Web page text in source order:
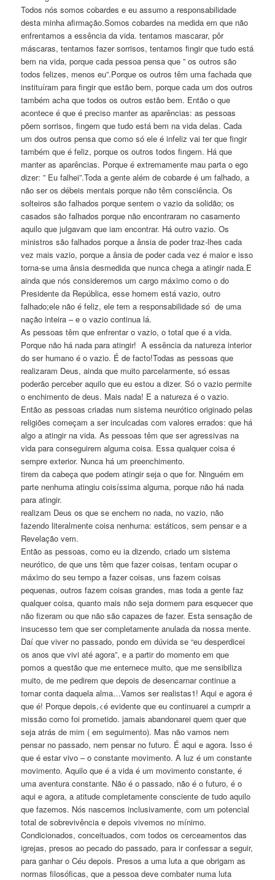
Todos nós somos cobardes e eu assumo a responsabilidade
desta minha afirmação.Somos cobardes na medida em que não
enfrentamos a essência da vida. tentamos mascarar, pôr
máscaras, tentamos fazer sorrisos, tentamos fingir que tudo está
bem na vida, porque cada pessoa pensa que ” os outros são
todos felizes, menos eu”.Porque os outros têm uma fachada que
instituíram para fingir que estão bem, porque cada um dos outros
também acha que todos os outros estão bem. Então o que
acontece é que é preciso manter as aparências: as pessoas
põem sorrisos, fingem que tudo está bem na vida delas. Cada
um dos outros pensa que como só ele é infeliz vai ter que fingir
também que é feliz, porque os outros todos fingem. Há que
manter as aparências. Porque é extremamente mau parta o ego
dizer: ” Eu falhei”.Toda a gente além de cobarde é um falhado, a
não ser os débeis mentais porque não têm consciência. Os
solteiros são falhados porque sentem o vazio da solidão; os
casados são falhados porque não encontraram no casamento
aquilo que julgavam que iam encontrar. Há outro vazio. Os
ministros são falhados porque a ânsia de poder traz-lhes cada
vez mais vazio, porque a ânsia de poder cada vez é maior e isso
torna-se uma ânsia desmedida que nunca chega a atingir nada.E
ainda que nós consideremos um cargo máximo como o do
Presidente da República, esse homem está vazio, outro
falhado;ele não é feliz, ele tem a responsabilidade só de uma
nação inteira – e o vazio continua lá.
As pessoas têm que enfrentar o vazio, o total que é a vida.
Porque não há nada para atingir! A essência da natureza interior
do ser humano é o vazio. É de facto!Todas as pessoas que
realizaram Deus, ainda que muito parcelarmente, só essas
poderão perceber aquilo que eu estou a dizer. Só o vazio permite
o enchimento de deus. Mais nada! E a natureza é o vazio.
Então as pessoas criadas num sistema neurótico originado pelas
religiões começam a ser inculcadas com valores errados: que há
algo a atingir na vida. As pessoas têm que ser agressivas na
vida para conseguirem alguma coisa. Essa qualquer coisa é
sempre exterior. Nunca há um preenchimento.
tirem da cabeça que podem atingir seja o que for. Ninguém em
parte nenhuma atingiu coisíssima alguma, porque não há nada
para atingir.
realizam Deus os que se enchem no nada, no vazio, não
fazendo literalmente coisa nenhuma: estáticos, sem pensar e a
Revelação vem.
Então as pessoas, como eu ia dizendo, criado um sistema
neurótico, de que uns têm que fazer coisas, tentam ocupar o
máximo do seu tempo a fazer coisas, uns fazem coisas
pequenas, outros fazem coisas grandes, mas toda a gente faz
qualquer coisa, quanto mais não seja dormem para esquecer que
não fizeram ou que não são capazes de fazer. Esta sensação de
insucesso tem que ser completamente anulada da nossa mente.
Daí que viver no passado, pondo em dúvida se “eu desperdicei
os anos que vivi até agora”, e a partir do momento em que
pomos a questão que me enternece muito, que me sensibiliza
muito, de me pedirem que depois de desencarnar continue a
tomar conta daquela alma…Vamos ser realistas1! Aqui e agora é
que é! Porque depois,<é evidente que eu continuarei a cumprir a
missão como foi prometido. jamais abandonarei quem quer que
seja atrás de mim ( em seguimento). Mas não vamos nem
pensar no passado, nem pensar no futuro. É aqui e agora. Isso é
que é estar vivo – o constante movimento. A luz é um constante
movimento. Aquilo que é a vida é um movimento constante, é
uma aventura constante. Não é o passado, não é o futuro, é o
aqui e agora, a atitude completamente consciente de tudo aquilo
que fazemos. Nós nascemos inclusivamente, com um potencial
total de sobrevivência e depois vivemos no mínimo.
Condicionados, conceituados, com todos os cerceamentos das
igrejas, presos ao pecado do passado, para ir confessar a seguir,
para ganhar o Céu depois. Presos a uma luta a que obrigam as
normas filosóficas, que a pessoa deve combater numa luta